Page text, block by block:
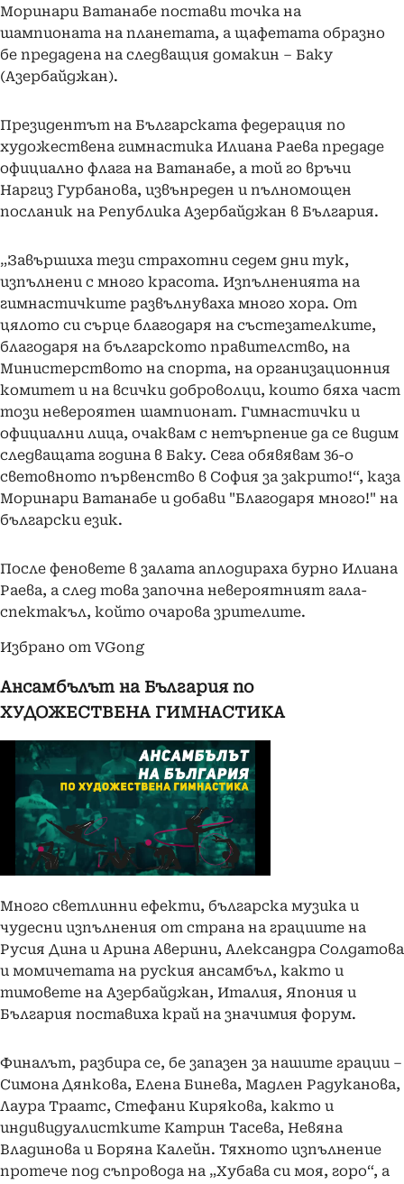
Моринари Ватанабе постави точка на
шампионата на планетата, а щафетата образно
бе предадена на следващия домакин – Баку
(Азербайджан).
Президентът на Българската федерация по
художествена гимнастика Илиана Раева предаде
официално флага на Ватанабе, а той го връчи
Наргиз Гурбанова, извънреден и пълномощен
посланик на Република Азербайджан в България.
„Завършиха тези страхотни седем дни тук,
изпълнени с много красота. Изпълненията на
гимнастичките развълнуваха много хора. От
цялото си сърце благодаря на състезателките,
благодаря на българското правителство, на
Министерството на спорта, на организационния
комитет и на всички доброволци, които бяха част
този невероятен шампионат. Гимнастички и
официални лица, очаквам с нетърпение да се видим
следващата година в Баку. Сега обявявам 36-о
световното първенство в София за закрито!“, каза
Моринари Ватанабе и добави "Благодаря много!" на
български език.
После феновете в залата аплодираха бурно Илиана
Раева, а след това започна невероятният гала-
спектакъл, който очарова зрителите.
Избрано от VGong
Ансамбълът на България по
ХУДОЖЕСТВЕНА ГИМНАСТИКА
Много светлинни ефекти, българска музика и
чудесни изпълнения от страна на грациите на
Русия Дина и Арина Аверини, Александра Солдатова
и момичетата на руския ансамбъл, както и
тимовете на Азербайджан, Италия, Япония и
България поставиха край на значимия форум.
Финалът, разбира се, бе запазен за нашите грации –
Симона Дянкова, Елена Бинева, Мадлен Радуканова,
Лаура Траатс, Стефани Кирякова, както и
индивидуалистките Катрин Тасева, Невяна
Владинова и Боряна Калейн. Тяхното изпълнение
протече под съпровода на „Хубава си моя, горо“, а